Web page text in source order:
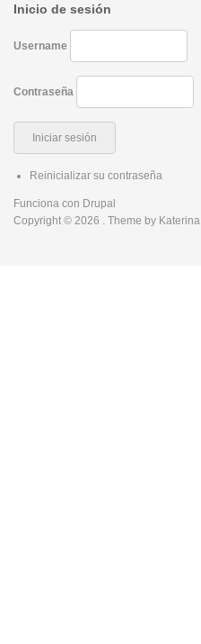
Inicio de sesión
Username
Contraseña
Reinicializar su contraseña
Funciona con Drupal
Copyright © 2026 . Theme by Katerina